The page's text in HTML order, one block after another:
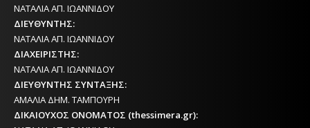
ΝΑΤΑΛΙΑ ΑΠ. ΙΩΑΝΝΙΔΟΥ
ΔΙΕΥΘΥΝΤΗΣ:
ΝΑΤΑΛΙΑ ΑΠ. ΙΩΑΝΝΙΔΟΥ
ΔΙΑΧΕΙΡΙΣΤΗΣ:
ΝΑΤΑΛΙΑ ΑΠ. ΙΩΑΝΝΙΔΟΥ
ΔΙΕΥΘΥΝΤΗΣ ΣΥΝΤΑΞΗΣ:
ΑΜΑΛΙΑ ΔΗΜ. ΤΑΜΠΟΥΡΗ
ΔΙΚΑΙΟΥΧΟΣ ΟΝΟΜΑΤΟΣ (thessimera.gr):